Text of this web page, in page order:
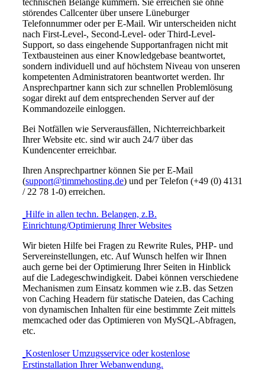
technischen Belange kümmern. Sie erreichen sie ohne
störendes Callcenter über unsere Lüneburger
Telefonnummer oder per E-Mail. Wir unterscheiden nicht
nach First-Level-, Second-Level- oder Third-Level-
Support, so dass eingehende Supportanfragen nicht mit
Textbausteinen aus einer Knowledgebase beantwortet,
sondern individuell und auf höchstem Niveau von unseren
kompetenten Administratoren beantwortet werden. Ihr
Ansprechpartner kann sich zur schnellen Problemlösung
sogar direkt auf dem entsprechenden Server auf der
Kommandozeile einloggen.
Bei Notfällen wie Serverausfällen, Nichterreichbarkeit
Ihrer Website etc. sind wir auch 24/7 über das
Kundencenter erreichbar.
Ihren Ansprechpartner können Sie per E-Mail
(support@timmehosting.de) und per Telefon (+49 (0) 4131
/ 22 78 1-0) erreichen.
Hilfe in allen techn. Belangen, z.B.
Einrichtung/Optimierung Ihrer Websites
Wir bieten Hilfe bei Fragen zu Rewrite Rules, PHP- und
Servereinstellungen, etc. Auf Wunsch helfen wir Ihnen
auch gerne bei der Optimierung Ihrer Seiten in Hinblick
auf die Ladegeschwindigkeit. Dabei können verschiedene
Mechanismen zum Einsatz kommen wie z.B. das Setzen
von Caching Headern für statische Dateien, das Caching
von dynamischen Inhalten für eine bestimmte Zeit mittels
memcached oder das Optimieren von MySQL-Abfragen,
etc.
Kostenloser Umzugsservice oder kostenlose
Erstinstallation Ihrer Webanwendung.